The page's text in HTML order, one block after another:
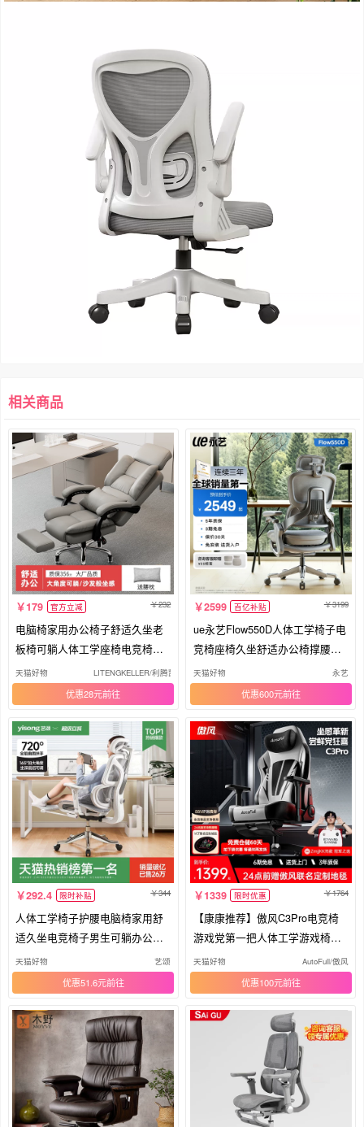
相关商品
179 官方立减 232
电脑椅家用办公椅子舒适久坐老
板椅可躺人体工学座椅电竞椅沙
发椅
天猫好物 LITENGKELLER/利腾凯勒
优惠28元
2599 百亿补贴 3199
ue永艺Flow550D人体工学椅子电
竞椅座椅久坐舒适办公椅撑腰电
脑椅
天猫好物 永艺
优惠600元
292.4 限时补贴 344
人体工学椅子护腰电脑椅家用舒
适久坐电竞椅子男生可躺办公室
座椅
天猫好物 艺颂
优惠51.6元
1339 限时优惠 1764
【康康推荐】傲风C3Pro电竞椅
游戏党第一把人体工学游戏椅电
脑椅
天猫好物 AutoFull/傲风
优惠100元